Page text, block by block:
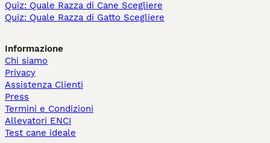
Quiz: Quale Razza di Cane Scegliere
Quiz: Quale Razza di Gatto Scegliere
Informazione
Chi siamo
Privacy
Assistenza Clienti
Press
Termini e Condizioni
Allevatori ENCI
Test cane ideale